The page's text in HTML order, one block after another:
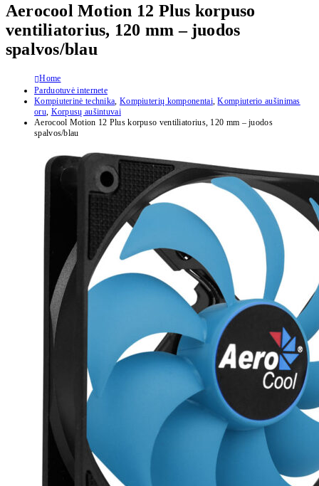
Aerocool Motion 12 Plus korpuso
ventiliatorius, 120 mm – juodos
spalvos/blau
Home
Parduotuvė internete
Kompiuterinė technika, Kompiuterių komponentai,Kompiuterio aušinimas
oru, Korpusų aušintuvai
Aerocool Motion 12 Plus korpuso ventiliatorius, 120 mm – juodos
spalvos/blau